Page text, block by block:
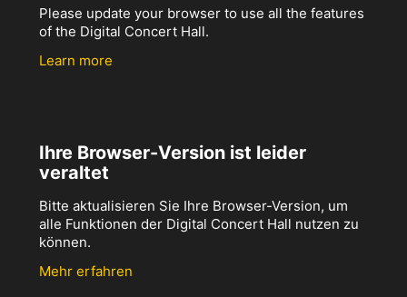
Please update your browser to use all the features
of the Digital Concert Hall.
Learn more
Ihre Browser-Version ist leider
veraltet
Bitte aktualisieren Sie Ihre Browser-Version, um
alle Funktionen der Digital Concert Hall nutzen zu
können.
Mehr erfahren